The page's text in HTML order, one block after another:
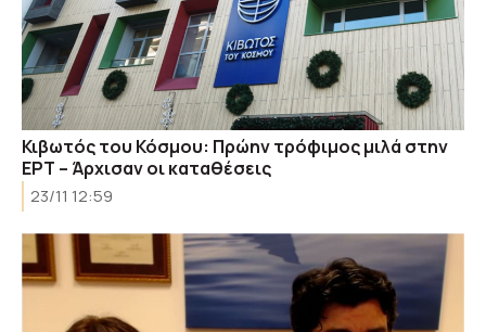
Κιβωτός του Κόσμου: Πρώην τρόφιμος μιλά στην
ΕΡΤ – Άρχισαν οι καταθέσεις
23/11 12:59